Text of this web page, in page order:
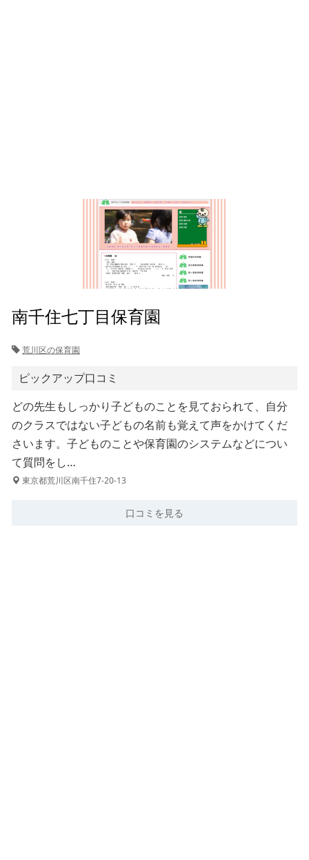
南千住七丁目保育園
荒川区の保育園
ピックアップ口コミ
どの先生もしっかり子どものことを見ておられて、自分
のクラスではない子どもの名前も覚えて声をかけてくだ
さいます。子どものことや保育園のシステムなどについ
て質問をし…
東京都荒川区南千住7-20-13
口コミを見る